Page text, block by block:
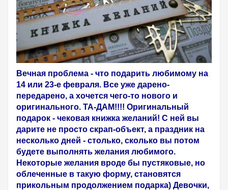
Вечная проблема - что подарить любимому на
14 или 23-е февраля. Все уже дарено-
передарено, а хочется чего-то нового и
оригинального. ТА-ДАМ!!!! Оригинальный
подарок - чековая книжка желаний! С ней вы
дарите не просто скрап-объект, а праздник на
несколько дней - столько, сколько вы потом
будете выполнять желания любимого.
Некоторые желания вроде бы пустяковые, но
облеченные в такую форму, становятся
прикольным продолжением подарка) Девочки,